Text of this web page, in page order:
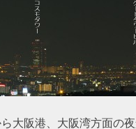
大阪港、大阪湾方面の夜